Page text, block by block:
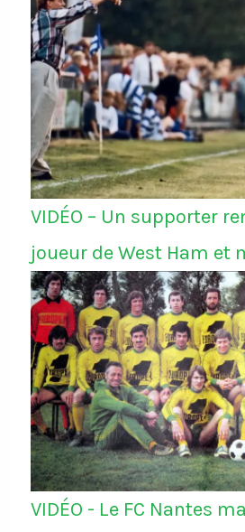
VIDÉO – Un supporter
joueur de West Ham et
VIDÉO - Le FC Nantes